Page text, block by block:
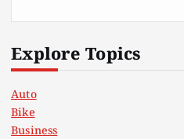
Explore Topics
Auto
Bike
Business